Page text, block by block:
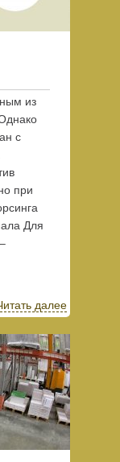
из
с
при
Для
далее